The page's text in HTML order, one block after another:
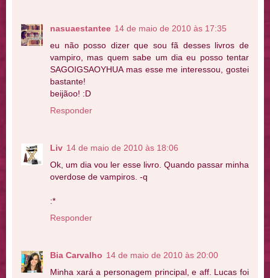
nasuaestantee 14 de maio de 2010 às 17:35
eu não posso dizer que sou fã desses livros de
vampiro, mas quem sabe um dia eu posso tentar
SAGOIGSAOYHUA mas esse me interessou, gostei
bastante!
beijãoo! :D
Responder
Liv 14 de maio de 2010 às 18:06
Ok, um dia vou ler esse livro. Quando passar minha
overdose de vampiros. -q
:*
Responder
Bia Carvalho 14 de maio de 2010 às 20:00
Minha xará a personagem principal, e aff. Lucas foi